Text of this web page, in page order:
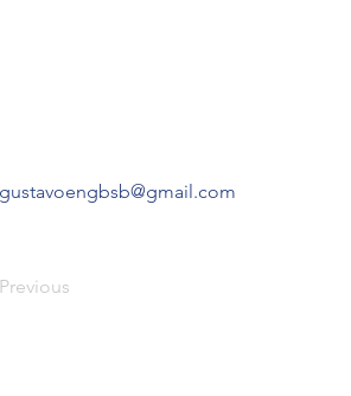
gustavoengbsb@gmail.com
Previous